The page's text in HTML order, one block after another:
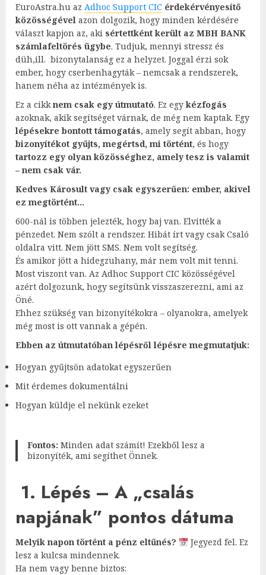
EuroAstra.hu az Adhoc Support CIC érdekérvényesítő
közösségével azon dolgozik, hogy minden kérdésére
választ kapjon az, aki sértettként került az MBH BANK
számlafeltörés ügybe. Tudjuk, mennyi stressz és
düh,ill. bizonytalanság ez a helyzet. Joggal érzi sok
ember, hogy cserbenhagyták – nemcsak a rendszerek,
hanem néha az intézmények is.
Ez a cikknem csak egy útmutató. Ez egykézfogás
azoknak, akik segítséget várnak, de még nem kaptak. Egy
lépésekre bontott támogatás, amely segít abban, hogy
bizonyítékot gyűjts, megértsd, mi történt, és hogy
tartozz egy olyan közösséghez, amely tesz is valamit
– nem csak vár.
Kedves Károsult vagy csak egyszerűen: ember, akivel
ez megtörtént…
600-nál is többen jelezték, hogy baj van. Elvitték a
pénzedet. Nem szólt a rendszer. Hibát írt vagy csak Csaló
oldalra vitt. Nem jött SMS. Nem volt segítség.
És amikor jött a hidegzuhany, már nem volt mit tenni.
Most viszont van. Az Adhoc Support CIC közösségével
azért dolgozunk, hogy segítsünk visszaszerezni, ami az
Öné.
Ehhez szükség van bizonyítékokra – olyanokra, amelyek
még most is ott vannak a gépén.
Ebben az útmutatóban lépésről lépésre megmutatjuk:
Hogyan gyűjtsön adatokat egyszerűen
Mit érdemes dokumentálni
Hogyan küldje el nekünk ezeket
Fontos: Minden adat számít! Ezekből lesz a
bizonyíték, ami segíthet Önnek.
1. Lépés – A „csalás
napjának” pontos dátuma
Melyik napon történt a pénz eltűnés?
Jegyezd fel. Ez
lesz a kulcsa mindennek.
Ha nem vagy benne biztos: